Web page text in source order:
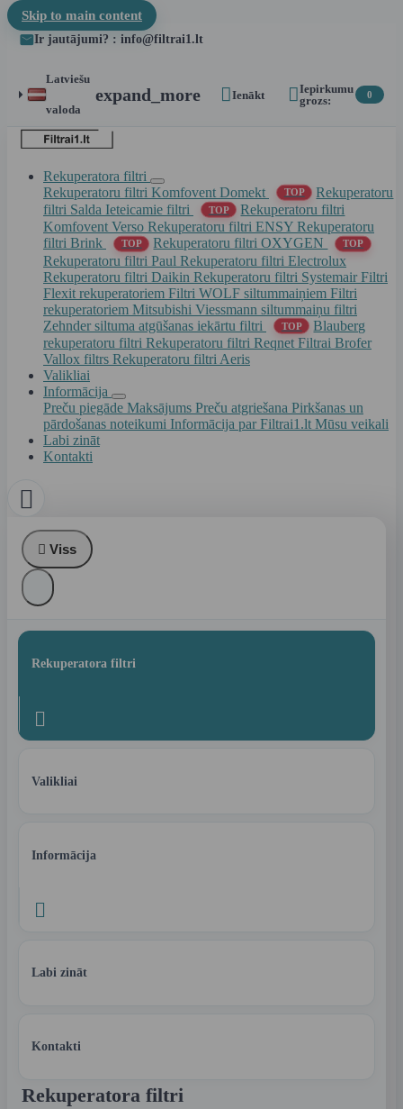
Skip to main content
Ir jautājumi? : info@filtrai1.lt
Latviešu
valoda
expand_more Ienākt Iepirkumu
grozs:
0
Rekuperatora filtri
Rekuperatoru filtri Komfovent Domekt
TOP
Rekuperatoru
filtri Salda Ieteicamie filtri TOP
Rekuperatoru filtri
Komfovent Verso Rekuperatoru filtri ENSY Rekuperatoru
filtri Brink
TOP Rekuperatoru filtri OXYGEN TOP
Rekuperatoru filtri Paul Rekuperatoru filtri Electrolux
Rekuperatoru filtri Daikin Rekuperatoru filtri Systemair Filtri
Flexit rekuperatoriem Filtri WOLF siltummaiņiem Filtri
rekuperatoriem Mitsubishi Viessmann siltummaiņu filtri
Zehnder siltuma atgūšanas iekārtu filtri
TOP
Blauberg
rekuperatoru filtri Rekuperatoru filtri Reqnet Filtrai Brofer
Vallox filtrs Rekuperatoru filtri Aeris
Valikliai
Informācija
Preču piegāde Maksājums Preču atgriešana Pirkšanas un
pārdošanas noteikumi Informācija par Filtrai1.lt Mūsu veikali
Labi zināt
Kontakti

 Viss
Rekuperatora filtri

Valikliai
Informācija

Labi zināt
Kontakti
Rekuperatora filtri